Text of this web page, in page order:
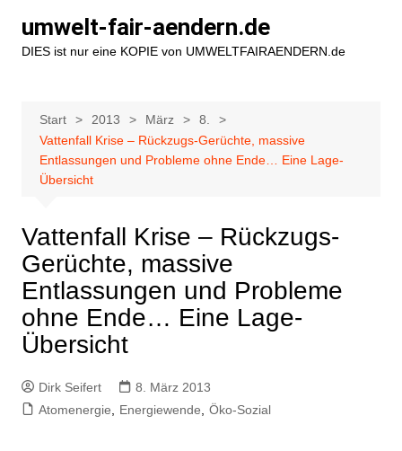
Inhalt
springen
umwelt-fair-aendern.de
DIES ist nur eine KOPIE von UMWELTFAIRAENDERN.de
Start 2013 März
8.
Vattenfall Krise – Rückzugs-Gerüchte, massive
Entlassungen und Probleme ohne Ende… Eine Lage-
Übersicht
Vattenfall Krise – Rückzugs-
Gerüchte, massive
Entlassungen und Probleme
ohne Ende… Eine Lage-
Übersicht
Dirk Seifert
8. März 2013
Atomenergie
Energiewende Öko-Sozial